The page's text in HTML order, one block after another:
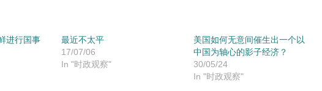
进行国事
最近不太平
17/07/06
In "时政观察"
美国如何无意间催生出一个以
中国为轴心的影子经济？
30/05/24
In "时政观察"